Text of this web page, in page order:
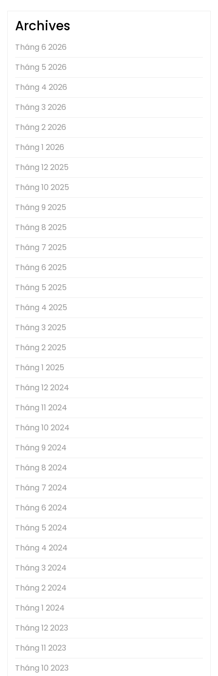
Archives
Tháng 6 2026
Tháng 5 2026
Tháng 4 2026
Tháng 3 2026
Tháng 2 2026
Tháng 1 2026
Tháng 12 2025
Tháng 10 2025
Tháng 9 2025
Tháng 8 2025
Tháng 7 2025
Tháng 6 2025
Tháng 5 2025
Tháng 4 2025
Tháng 3 2025
Tháng 2 2025
Tháng 1 2025
Tháng 12 2024
Tháng 11 2024
Tháng 10 2024
Tháng 9 2024
Tháng 8 2024
Tháng 7 2024
Tháng 6 2024
Tháng 5 2024
Tháng 4 2024
Tháng 3 2024
Tháng 2 2024
Tháng 1 2024
Tháng 12 2023
Tháng 11 2023
Tháng 10 2023